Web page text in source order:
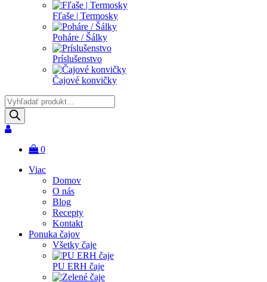
Fľaše | Termosky
Poháre / Šálky
Príslušenstvo
Čajové konvičky
Products
search
0
Viac
Domov
O nás
Blog
Recepty
Kontakt
Ponuka čajov
Všetky čaje
PU ERH čaje